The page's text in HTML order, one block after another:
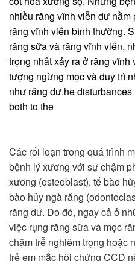
nhiều răng vĩnh viễn dư
răng vĩnh viễn bình thường.
răng sữa và răng vĩnh viễn,
trọng nhất xảy ra ở răng
tượng ngừng mọc và duy trì
như răng dư.he
both to the
Các rối loạn trong quá trình
bệnh lý xương với sự chậm
xương (osteoblast), tế bào
bào hủy ngà răng
răng dư. Do đó, ngay cả ở
việc rụng răng sữa và mọc
chậm trễ nghiêm trọng hoặc
trẻ em mắc hội chứng CCD